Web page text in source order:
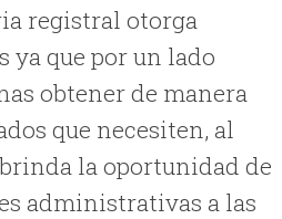
registral otorga
ya que por un lado
obtener de manera
que necesiten, al
la oportunidad de
administrativas a las